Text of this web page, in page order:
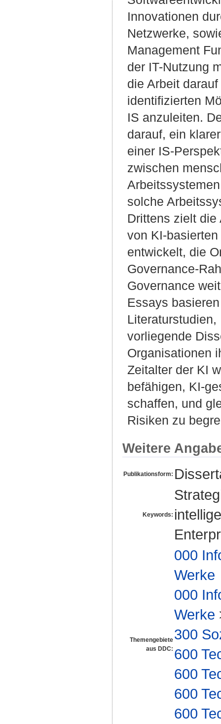
Innovationen
Netzwerke,
Management
der IT-Nutzung
die Arbeit
identifizierten
IS anzuleiten.
darauf, ein
einer IS-
zwischen
solche
Drittens zielt die
von KI-
entwickelt, die
Governance-
Governance
Essays
vorliegende
Organisationen
Zeitalter der KI
befähigen, KI-
schaffen, und
Risiken zu
Weitere
Publikationsform:
Keywords:
Themengebiete
aus DDC:
000
Werke
000
Werke
300
600
600
600
600